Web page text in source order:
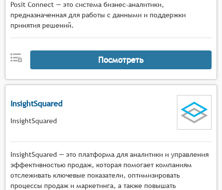
Posit Connect — это система бизнес-аналитики,
предназначенная для работы с данными и поддержки
принятия решений.
Посмотреть
InsightSquared
InsightSquared
InsightSquared — это платформа для аналитики и управления
эффективностью продаж, которая помогает компаниям
отслеживать ключевые показатели, оптимизировать
процессы продаж и маркетинга, а также повышать